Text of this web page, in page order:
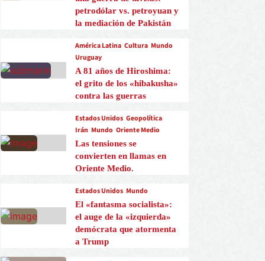
petrodólar vs. petroyuan y
la mediación de Pakistán
América Latina Cultura Mundo
Uruguay
A 81 años de Hiroshima:
el grito de los «hibakusha»
contra las guerras
Estados Unidos Geopolítica
Irán Mundo Oriente Medio
Las tensiones se
convierten en llamas en
Oriente Medio.
Estados Unidos Mundo
El «fantasma socialista»:
el auge de la «izquierda»
demócrata que atormenta
a Trump